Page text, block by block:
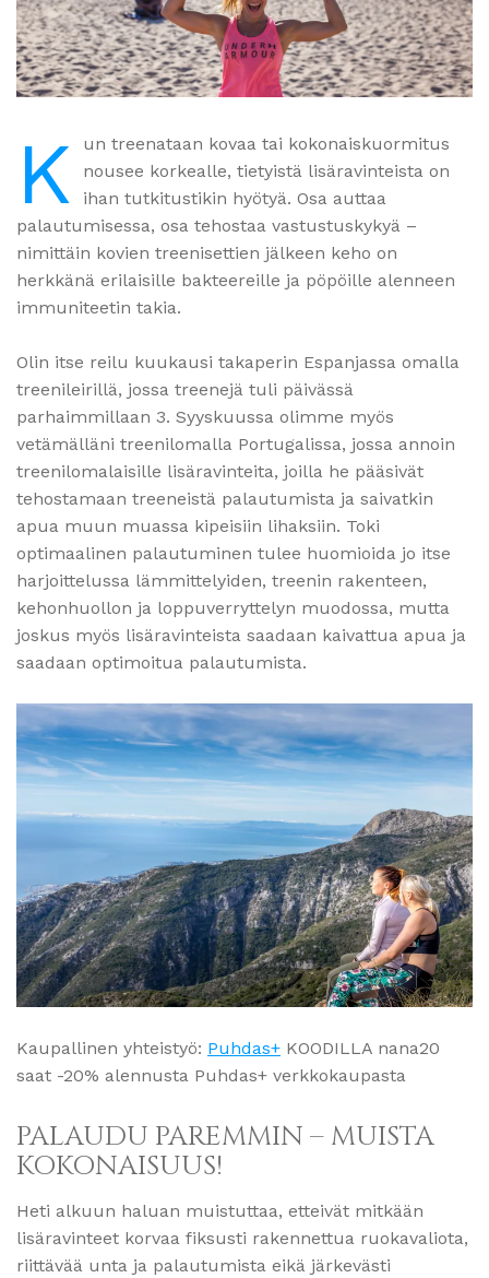
K
un treenataan kovaa tai kokonaiskuormitus
nousee korkealle, tietyistä lisäravinteista on
ihan tutkitustikin hyötyä. Osa auttaa
palautumisessa, osa tehostaa vastustuskykyä –
nimittäin kovien treenisettien jälkeen keho on
herkkänä erilaisille bakteereille ja pöpöille alenneen
immuniteetin takia.
Olin itse reilu kuukausi takaperin Espanjassa omalla
treenileirillä, jossa treenejä tuli päivässä
parhaimmillaan 3. Syyskuussa olimme myös
vetämälläni treenilomalla Portugalissa, jossa annoin
treenilomalaisille lisäravinteita, joilla he pääsivät
tehostamaan treeneistä palautumista ja saivatkin
apua muun muassa kipeisiin lihaksiin. Toki
optimaalinen palautuminen tulee huomioida jo itse
harjoittelussa lämmittelyiden, treenin rakenteen,
kehonhuollon ja loppuverryttelyn muodossa, mutta
joskus myös lisäravinteista saadaan kaivattua apua ja
saadaan optimoitua palautumista.
Kaupallinen yhteistyö: Puhdas+ KOODILLA nana20
saat -20% alennusta Puhdas+ verkkokaupasta
PALAUDU PAREMMIN – MUISTA
KOKONAISUUS!
Heti alkuun haluan muistuttaa, etteivät mitkään
lisäravinteet korvaa fiksusti rakennettua ruokavaliota,
riittävää unta ja palautumista eikä järkevästi